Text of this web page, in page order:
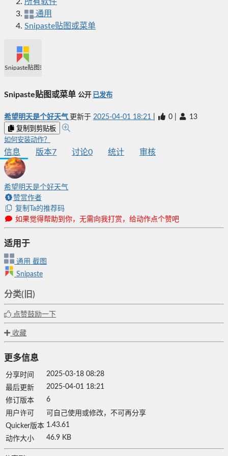
通用
Snipaste贴图或菜单
Snipaste贴图或菜单
Snipaste贴图或菜单 公开 已发布
希望明天是个好天气 更新于 2025-04-01 18:21 0 13
复制到剪贴板
如何安装动作？
信息 版本7 讨论0 统计 审核
希望明天是个好天气
赞赏作者
复制Ta的推荐码
如果觉得帮助到你，无需向我打赏，给动作点个赞吧
适用于
通用 截图
Snipaste
分类(旧)
点赞鼓励一下
收藏
更多信息
分享时间
2025-03-18 08:28
最后更新
2025-04-01 18:21
修订版本
6
用户许可
可自己使用或修改，不可再分享
Quicker版本 1.43.61
动作大小
46.9 KB